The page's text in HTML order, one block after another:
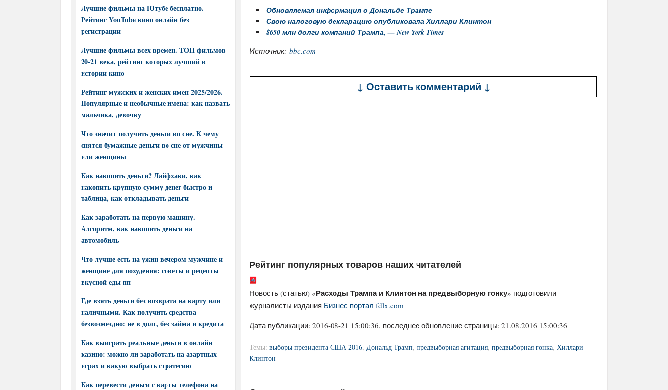
Обновляемая информация о Дональде Трампе
Свою налоговую декларацию опубликовала Хиллари Клинтон
$650 млн долги компаний Трампа, — New York Times
Источник: bbc.com
↓ Оставить комментарий ↓
Рейтинг популярных товаров наших читателей
Новость (статью) «Расходы Трампа и Клинтон на предвыборную гонку» подготовили
журналисты издания Бизнес портал fdlx.com
Дата публикации: 2016-08-21 15:00:36, последнее обновление страницы: 21.08.2016 15:00:36
Темы: выборы президента США 2016, Дональд Трамп, предвыборная агитация, предвыборная гонка, Хиллари
Клинтон
Лучшие фильмы на Ютубе бесплатно.
Рейтинг YouTube кино онлайн без
регистрации
Лучшие фильмы всех времен. ТОП фильмов
20-21 века, рейтинг которых лучший в
истории кино
Рейтинг мужских и женских имен 2025/2026.
Популярные и необычные имена: как назвать
мальчика, девочку
Что значит получить деньги во сне. К чему
снятся бумажные деньги во сне от мужчины
или женщины
Как накопить деньги? Лайфхаки, как
накопить крупную сумму денег быстро и
таблица, как откладывать деньги
Как заработать на первую машину.
Алгоритм, как накопить деньги на
автомобиль
Что лучше есть на ужин вечером мужчине и
женщине для похудения: советы и рецепты
вкусной еды пп
Где взять деньги без возврата на карту или
наличными. Как получить средства
безвозмездно: не в долг, без займа и кредита
Как выиграть реальные деньги в онлайн
казино: можно ли заработать на азартных
играх и какую выбрать стратегию
Как перевести деньги с карты телефона на